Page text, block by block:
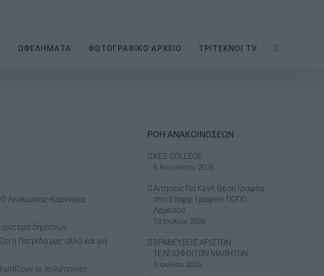
ΩΦΕΛΗΜΑΤΑ ΦΩΤΟΓΡΑΦΙΚΟ ΑΡΧΕΙΟ ΤΡΙΤΕΚΝΟΙ TV
Λευκωσίας-Κερύνειας
δημόσιων
η Πατρίδα μας αλλά και για
οι πολύτεκνες
ΡΟΗ ΑΝΑΚΟΙΝΩΣΕΩΝ
KES COLLEGE
6 Αυγούστου 2026
Αιτήσεις Για Κενή Θέση Γραφέα
στο Επαρχ. Γραφείο ΠΟΠΟ
Λεμεσού
13 Ιουλίου 2026
ΒΡΑΒΕΥΣΕΙΣ ΑΡΙΣΤΩΝ
ΤΕΛΕΙΟΦΟΙΤΩΝ ΜΑΘΗΤΩΝ
3 Ιουλίου 2026